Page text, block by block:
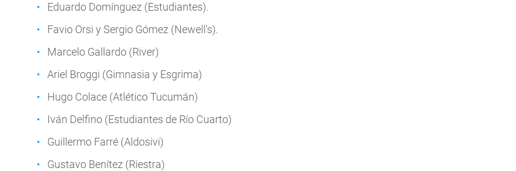
Eduardo Domínguez (Estudiantes).
Favio Orsi y Sergio Gómez (Newell's).
Marcelo Gallardo (River)
Ariel Broggi (Gimnasia y Esgrima)
Hugo Colace (Atlético Tucumán)
Iván Delfino (Estudiantes de Río Cuarto)
Guillermo Farré (Aldosivi)
Gustavo Benítez (Riestra)